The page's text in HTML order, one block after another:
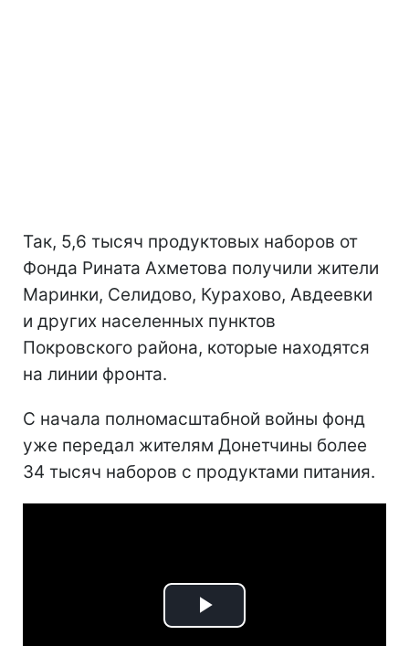
Так, 5,6 тысяч продуктовых наборов от
Фонда Рината Ахметова получили жители
Маринки, Селидово, Курахово, Авдеевки
и других населенных пунктов
Покровского района, которые находятся
на линии фронта.
С начала полномасштабной войны фонд
уже передал жителям Донетчины более
34 тысяч наборов с продуктами питания.
Play